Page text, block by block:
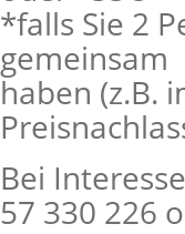
*falls Sie 2
gemeinsam
haben (z.B.
Bei
57 330 226